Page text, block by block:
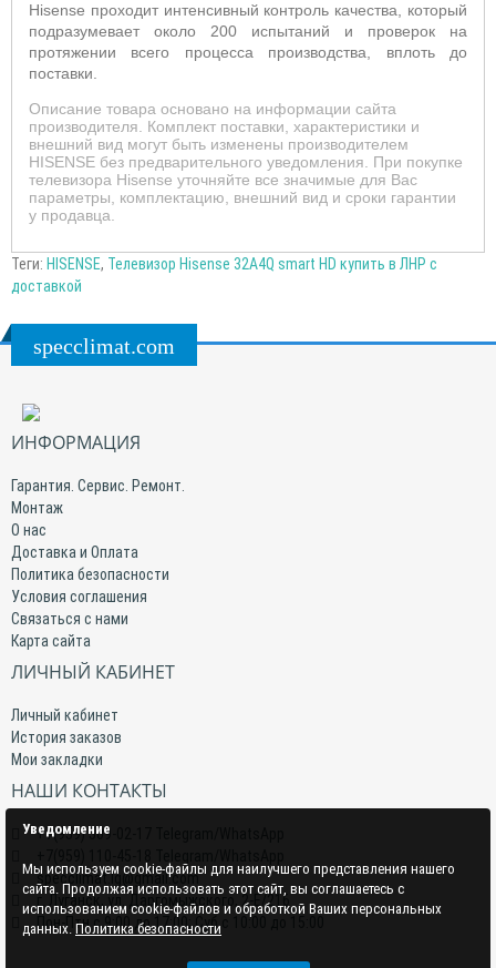
Hisense проходит интенсивный контроль качества, который
подразумевает около 200 испытаний и проверок на
протяжении всего процесса производства, вплоть до
поставки.
Описание товара основано на информации сайта
производителя. Комплект поставки, характеристики и
внешний вид могут быть изменены производителем
HISENSE без предварительного уведомления. При покупке
телевизора Hisense уточняйте все значимые для Вас
параметры, комплектацию, внешний вид и сроки гарантии
у продавца.
Теги: HISENSE, Телевизор Hisense 32A4Q smart HD купить в ЛНР с
доставкой
specclimat.com
ИНФОРМАЦИЯ
Гарантия. Сервис. Ремонт.
Монтаж
О нас
Доставка и Оплата
Политика безопасности
Условия соглашения
Связаться с нами
Карта сайта
ЛИЧНЫЙ КАБИНЕТ
Личный кабинет
История заказов
Мои закладки
НАШИ КОНТАКТЫ
+7(959) 509-02-17 Telegram/WhatsApp
specclimat.lg@gmail.com
г. Луганск, ул. Даргомыжского, 2-Е/216
Пон-Птн с 9:00 до 17:00; Суб с 10:00 до 15:00
Уведомление
Мы используем cookie-файлы для наилучшего представления нашего
сайта. Продолжая использовать этот сайт, вы соглашаетесь с
использованием cookie-файлов и обработкой Ваших персональных
данных. Политика безопасности